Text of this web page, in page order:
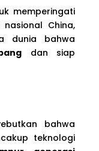
memperingati
China,
dunia bahwa
dan siap
bahwa
teknologi